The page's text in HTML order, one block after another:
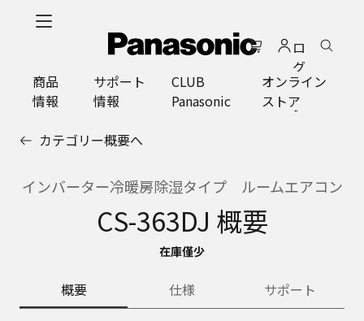
ロ
グ
イ
ン
商品
情報
サポート
情報
CLUB
Panasonic
オンライン
ストア
カテゴリー概要へ
インバーター冷暖房除湿タイプ ルームエアコン
CS-363DJ 概要
在庫僅少
概要 仕様 サポート